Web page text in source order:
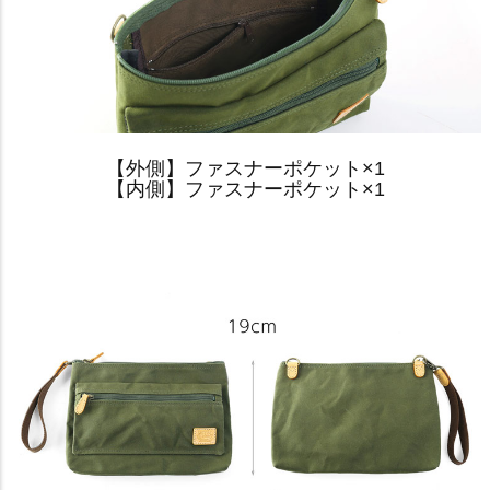
【外側】ファスナーポケット×1
【内側】ファスナーポケット×1